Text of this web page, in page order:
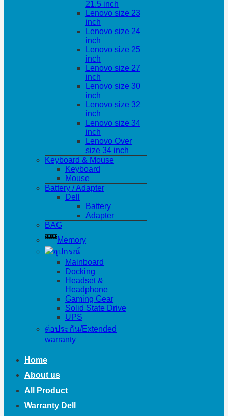
21.5 inch
Lenovo size 23
inch
Lenovo size 24
inch
Lenovo size 25
inch
Lenovo size 27
inch
Lenovo size 30
inch
Lenovo size 32
inch
Lenovo size 34
inch
Lenovo Over
size 34 inch
Keyboard & Mouse
Keyboard
Mouse
Battery / Adapter
Dell
Battery
Adapter
BAG
Memory
อุปกรณ์
Mainboard
Docking
Headset &
Headphone
Gaming Gear
Solid State Drive
UPS
ต่อประกัน/Extended
warranty
Home
About us
All Product
Warranty Dell